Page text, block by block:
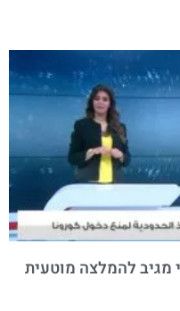
מגיב להמלצה מוטעית